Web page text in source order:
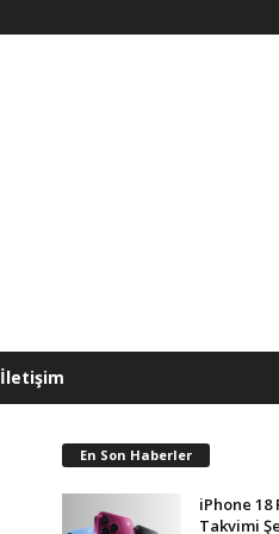
İletişim
En Son Haberler
iPhone 18
Takvimi